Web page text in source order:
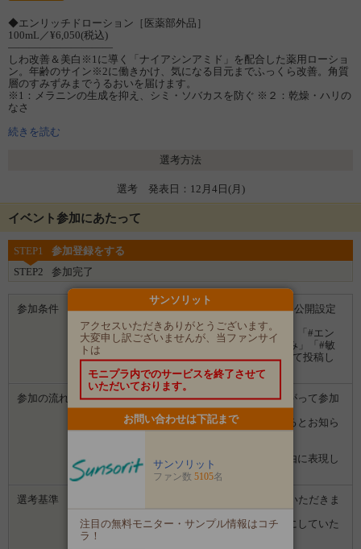
◆エンリッチドローション［医薬部外品］
100mL／¥6,050(税込)
――――――――――
しわ改善＆美白※1に導く「ナイアシンアミド」を配合した薬用ローショ
ン。年齢のサイン※2に働きかけ、気になる目元までふっくら改善。角質
層のすみずみまでうるおいを届けます。
※1：メラニンの生成を抑え、シミ・ソバカスを防ぐ ※２：乾燥・ハリの
なさ
続きを読む
選考方法
選考 発表日：12月4日(月)
イベント参加にあたって
STEP1
参加登録をする
STEP2
参加完了
参加条件
●ご自身のInstagram（インスタグラム）に公開設定
でタイアップ投稿いただける方
●投稿の際「#sunsorit」「#サンソリット」「#エン
リッチド」「#ハリ不足」「#大人の肌悩み」「#敏
感肌」「#ナイアシンアミド」タグを付けて投稿し
てくださる方
参加の流れ
１．「参加する」ボタンから画面にしたがって参加
します。
２．募集期間の終了後、企業から選ばれるとお知ら
せがあります。
４．試していただいた感想や口コミを自由に表現し
て投稿してください。
選考基準
・Instagramの投稿を確認して選考させていただきま
（投稿が非公開になっている方は、公開にしていた
サンソリット
アクセスいただきありがとうございます。
大変申し訳ございませんが、当ファンサイ
トは
モニプラ内でのサービスを終了させて
いただいております。
お問い合わせは下記まで
サンソリット
ファン数 5105名
注目の無料モニター・サンプル情報はコチ
ラ！